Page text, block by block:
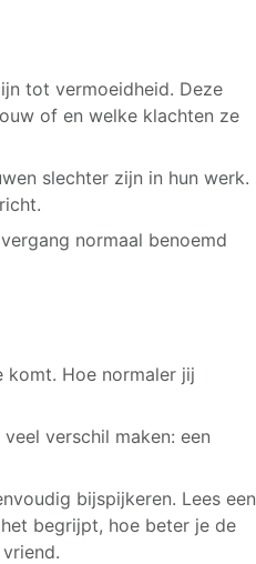
tot vermoeidheid. Deze
of en welke klachten ze
slechter zijn in hun werk.
normaal benoemd
komt. Hoe normaler jij
verschil maken: een
bijspijkeren. Lees een
begrijpt, hoe beter je de